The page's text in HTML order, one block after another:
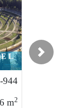
L
944
m2
Next